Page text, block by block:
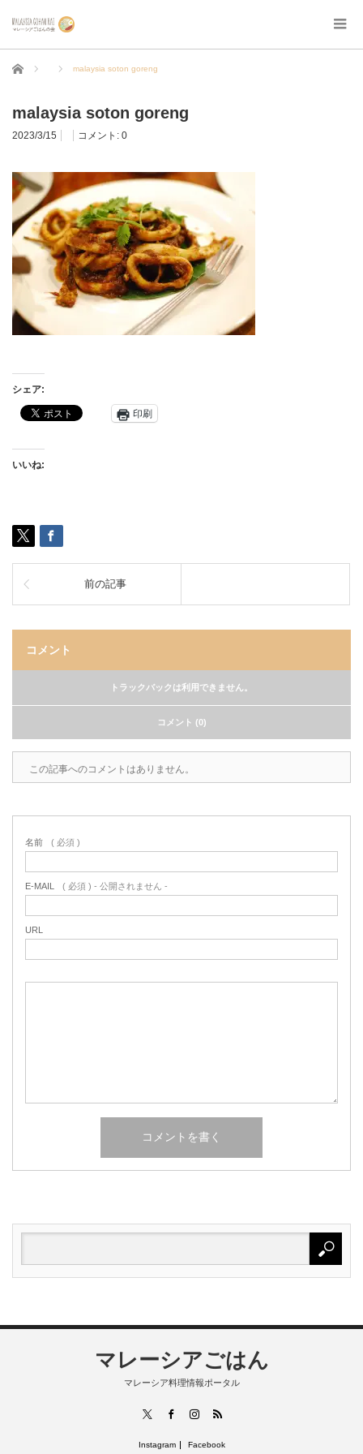
ホーム malaysia soton goreng
malaysia soton goreng
2023/3/15 コメント: 0
シェア:
印刷
いいね:
前の記事
コメント
トラックバックは利用できません。
コメント (0)
この記事へのコメントはありません。
名前 ( 必須 )
E-MAIL ( 必須 ) - 公開されません -
URL
マレーシアごはん
マレーシア料理情報ポータル
FacebookInstagram
RSS
Instagram Facebook